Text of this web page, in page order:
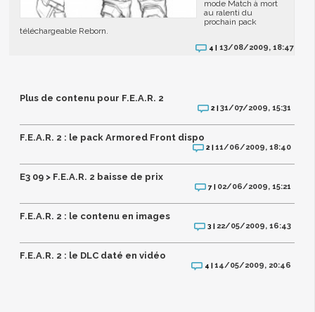
mode Match à mort
au ralenti du
prochain pack
téléchargeable Reborn.
4 | 13/08/2009, 18:47
Plus de contenu pour F.E.A.R. 2
2 | 31/07/2009, 15:31
F.E.A.R. 2 : le pack Armored Front dispo
2 | 11/06/2009, 18:40
E3 09 > F.E.A.R. 2 baisse de prix
7 | 02/06/2009, 15:21
F.E.A.R. 2 : le contenu en images
3 | 22/05/2009, 16:43
F.E.A.R. 2 : le DLC daté en vidéo
4 | 14/05/2009, 20:46